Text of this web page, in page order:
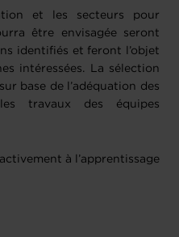
et les secteurs pour
être envisagée seront
identifiés et feront l’objet
intéressées. La sélection
base de l’adéquation des
travaux des équipes
à l’apprentissage